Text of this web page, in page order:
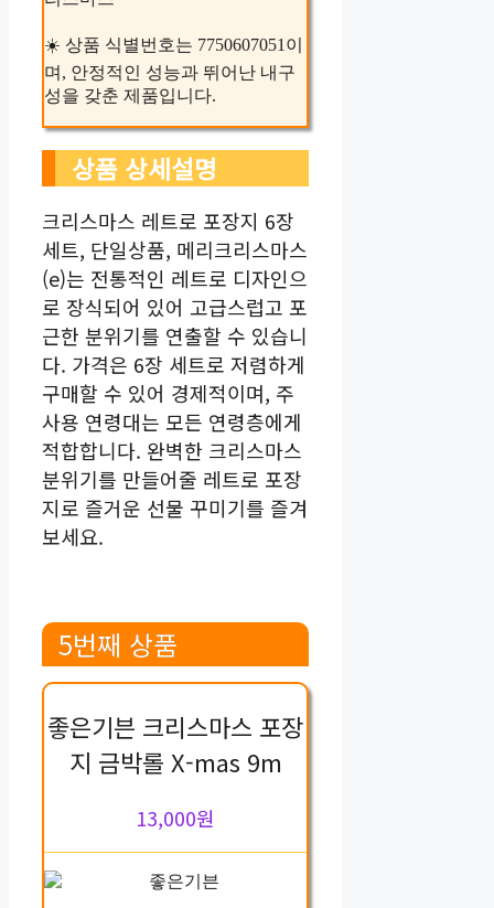
☀️ 상품 식별번호는 7750607051이
며, 안정적인 성능과 뛰어난 내구
성을 갖춘 제품입니다.
상품 상세설명
크리스마스 레트로 포장지 6장
세트, 단일상품, 메리크리스마스
(e)는 전통적인 레트로 디자인으
로 장식되어 있어 고급스럽고 포
근한 분위기를 연출할 수 있습니
다. 가격은 6장 세트로 저렴하게
구매할 수 있어 경제적이며, 주
사용 연령대는 모든 연령층에게
적합합니다. 완벽한 크리스마스
분위기를 만들어줄 레트로 포장
지로 즐거운 선물 꾸미기를 즐겨
보세요.
5번째 상품
좋은기븐 크리스마스 포장
지 금박롤 X-mas 9m
13,000원